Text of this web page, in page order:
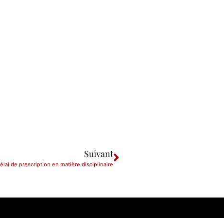
Suivant
de prescription en matière disciplinaire